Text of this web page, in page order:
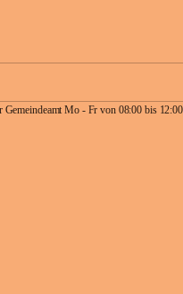
Gemeindeamt Mo - Fr von 08:00 bis